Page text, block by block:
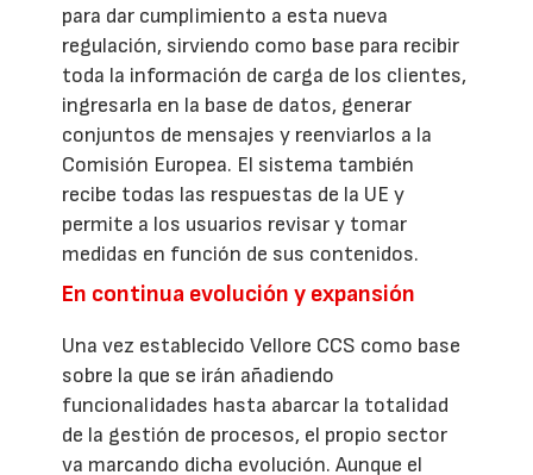
para dar cumplimiento a esta nueva
regulación, sirviendo como base para recibir
toda la información de carga de los clientes,
ingresarla en la base de datos, generar
conjuntos de mensajes y reenviarlos a la
Comisión Europea. El sistema también
recibe todas las respuestas de la UE y
permite a los usuarios revisar y tomar
medidas en función de sus contenidos.
En continua evolución y expansión
Una vez establecido Vellore CCS como base
sobre la que se irán añadiendo
funcionalidades hasta abarcar la totalidad
de la gestión de procesos, el propio sector
va marcando dicha evolución. Aunque el